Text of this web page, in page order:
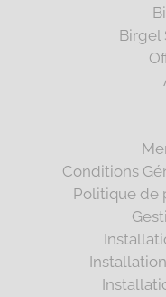
Birgel
Conditions
Politique de